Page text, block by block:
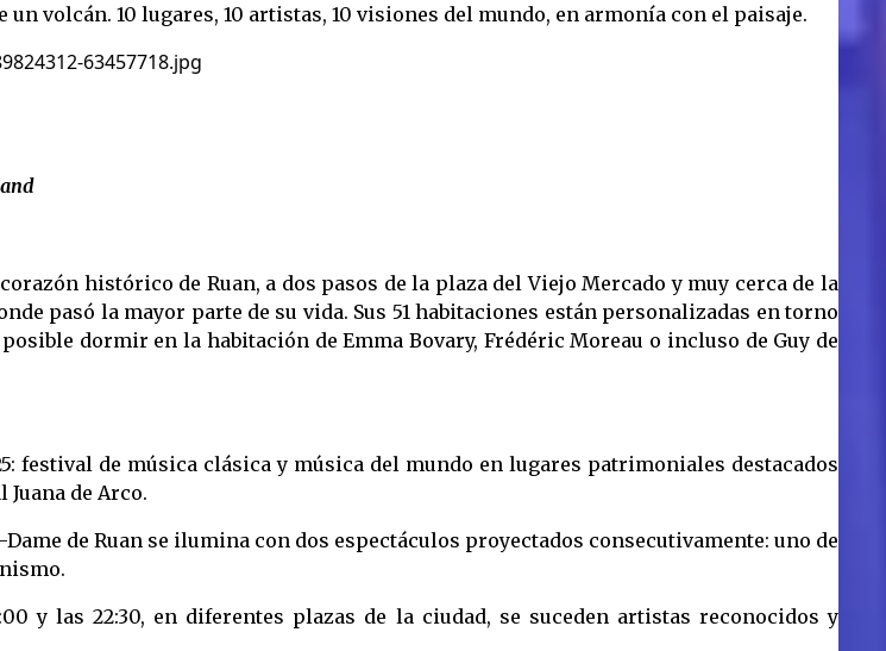
volcán. 10 lugares, 10 artistas, 10 visiones del mundo, en armonía con el paisaje.
histórico de Ruan, a dos pasos de la plaza del Viejo Mercado y muy cerca de la
pasó la mayor parte de su vida. Sus 51 habitaciones están personalizadas en torno
dormir en la habitación de Emma Bovary, Frédéric Moreau o incluso de Guy de
festival de música clásica y música del mundo en lugares patrimoniales destacados
de Arco.
de Ruan se ilumina con dos espectáculos proyectados consecutivamente: uno de
y las 22:30, en diferentes plazas de la ciudad, se suceden artistas reconocidos y